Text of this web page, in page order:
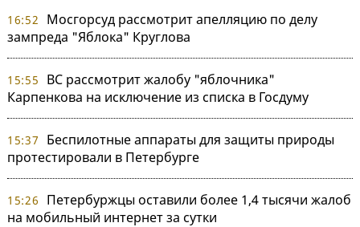
16:52
Мосгорсуд рассмотрит апелляцию по делу
зампреда "Яблока" Круглова
15:55
ВС рассмотрит жалобу "яблочника"
Карпенкова на исключение из списка в Госдуму
15:37
Беспилотные аппараты для защиты природы
протестировали в Петербурге
15:26
Петербуржцы оставили более 1,4 тысячи жалоб
на мобильный интернет за сутки